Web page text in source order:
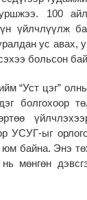
100
үйлчлүүлж
ус авах,
больсон
“Уст цэг”
болгохоор
УСУГ-ыг
юм байна. Энэ
мөнгөн